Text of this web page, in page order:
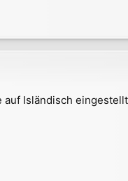
auf Isländisch